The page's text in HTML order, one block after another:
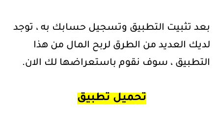
بعد تثبيت التطبيق وتسجيل حسابك به ، توجد
لديك العديد من الطرق لربح المال من هذا
التطبيق ، سوف نقوم باستعراضها لك الان.
تحميل تطبيق